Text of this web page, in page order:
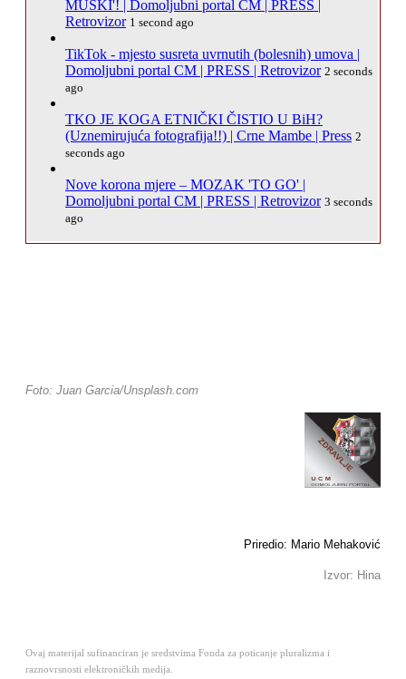
MUŠKI'! | Domoljubni portal CM | PRESS |
Retrovizor 1 second ago
TikTok - mjesto susreta uvrnutih (bolesnih) umova |
Domoljubni portal CM | PRESS | Retrovizor 2 seconds
ago
TKO JE KOGA ETNIČKI ČISTIO U BiH?
(Uznemirujuća fotografija!!) | Crne Mambe | Press 2
seconds ago
Nove korona mjere – MOZAK 'TO GO' |
Domoljubni portal CM | PRESS | Retrovizor 3 seconds
ago
Foto: Juan Garcia/Unsplash.com
Priredio: Mario Mehaković
Izvor: Hina
Ovaj materijal sufinanciran je sredstvima Fonda za poticanje pluralizma i
raznovrsnosti elektroničkih medija.